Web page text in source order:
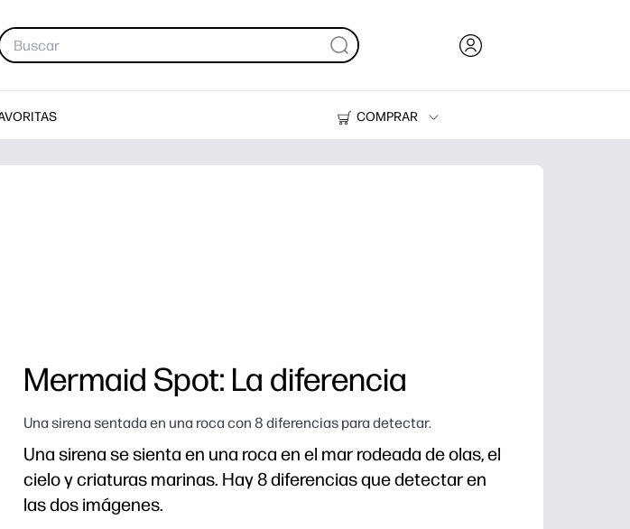
COMPRAR
Impresoras
Mermaid Spot: La diferencia
Una sirena sentada en una roca con 8 diferencias para detectar.
Una sirena se sienta en una roca en el mar rodeada de olas, el
cielo y criaturas marinas. Hay 8 diferencias que detectar en
las dos imágenes.